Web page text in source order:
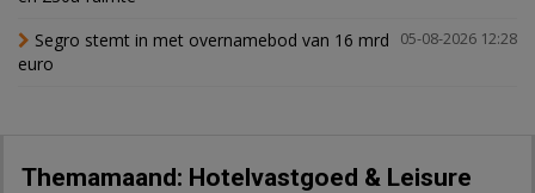
05-08-2026 12:28
Segro stemt in met overnamebod van 16 mrd
euro
Themamaand: Hotelvastgoed & Leisure